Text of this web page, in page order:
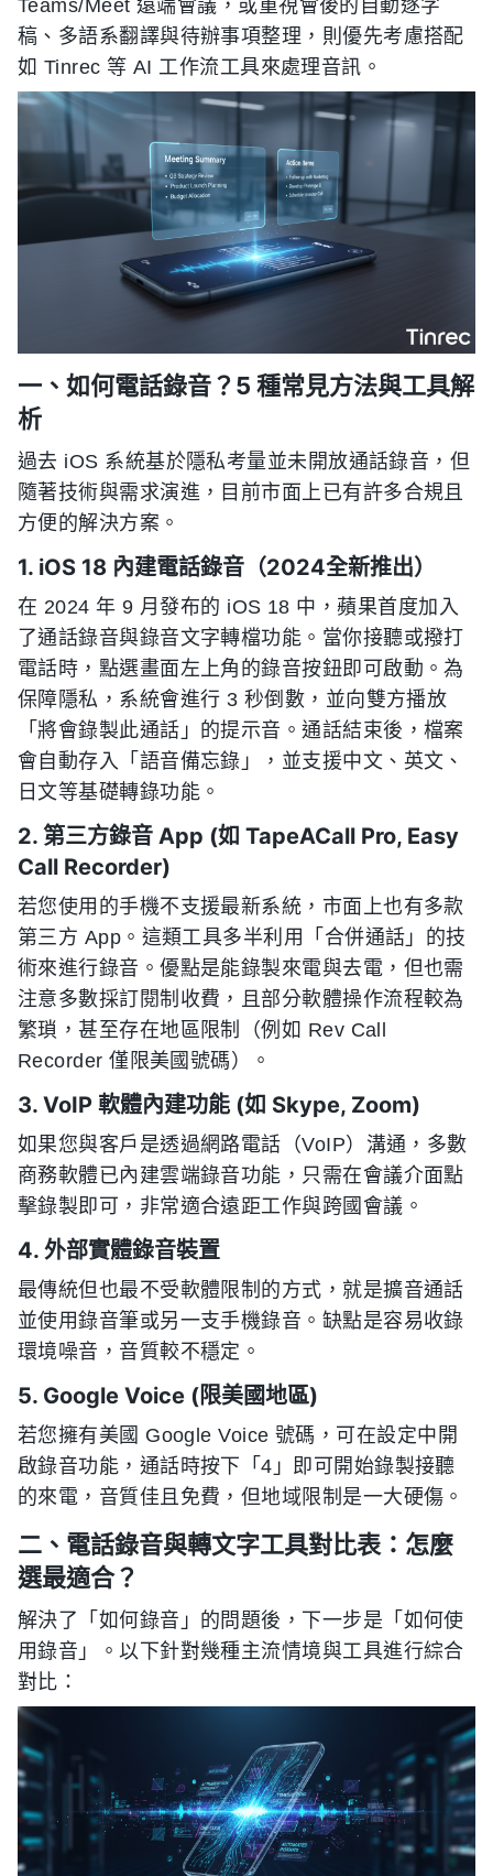
Teams/Meet 遠端會議，或重視會後的自動逐字
稿、多語系翻譯與待辦事項整理，則優先考慮搭配
如 Tinrec 等 AI 工作流工具來處理音訊。
一、如何電話錄音？5 種常見方法與工具解
析
過去 iOS 系統基於隱私考量並未開放通話錄音，但
隨著技術與需求演進，目前市面上已有許多合規且
方便的解決方案。
1. iOS 18 內建電話錄音（2024全新推出）
在 2024 年 9 月發布的 iOS 18 中，蘋果首度加入
了通話錄音與錄音文字轉檔功能。當你接聽或撥打
電話時，點選畫面左上角的錄音按鈕即可啟動。為
保障隱私，系統會進行 3 秒倒數，並向雙方播放
「將會錄製此通話」的提示音。通話結束後，檔案
會自動存入「語音備忘錄」，並支援中文、英文、
日文等基礎轉錄功能。
2. 第三方錄音 App (如 TapeACall Pro, Easy
Call Recorder)
若您使用的手機不支援最新系統，市面上也有多款
第三方 App。這類工具多半利用「合併通話」的技
術來進行錄音。優點是能錄製來電與去電，但也需
注意多數採訂閱制收費，且部分軟體操作流程較為
繁瑣，甚至存在地區限制（例如 Rev Call
Recorder 僅限美國號碼）。
3. VoIP 軟體內建功能 (如 Skype, Zoom)
如果您與客戶是透過網路電話（VoIP）溝通，多數
商務軟體已內建雲端錄音功能，只需在會議介面點
擊錄製即可，非常適合遠距工作與跨國會議。
4. 外部實體錄音裝置
最傳統但也最不受軟體限制的方式，就是擴音通話
並使用錄音筆或另一支手機錄音。缺點是容易收錄
環境噪音，音質較不穩定。
5. Google Voice (限美國地區)
若您擁有美國 Google Voice 號碼，可在設定中開
啟錄音功能，通話時按下「4」即可開始錄製接聽
的來電，音質佳且免費，但地域限制是一大硬傷。
二、電話錄音與轉文字工具對比表：怎麼
選最適合？
解決了「如何錄音」的問題後，下一步是「如何使
用錄音」。以下針對幾種主流情境與工具進行綜合
對比：